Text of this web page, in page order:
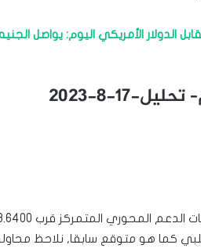
الدولار الأمريكي اليوم: يواصل
17-8-2023
كما هو متوقع سابقا, نلاحظ